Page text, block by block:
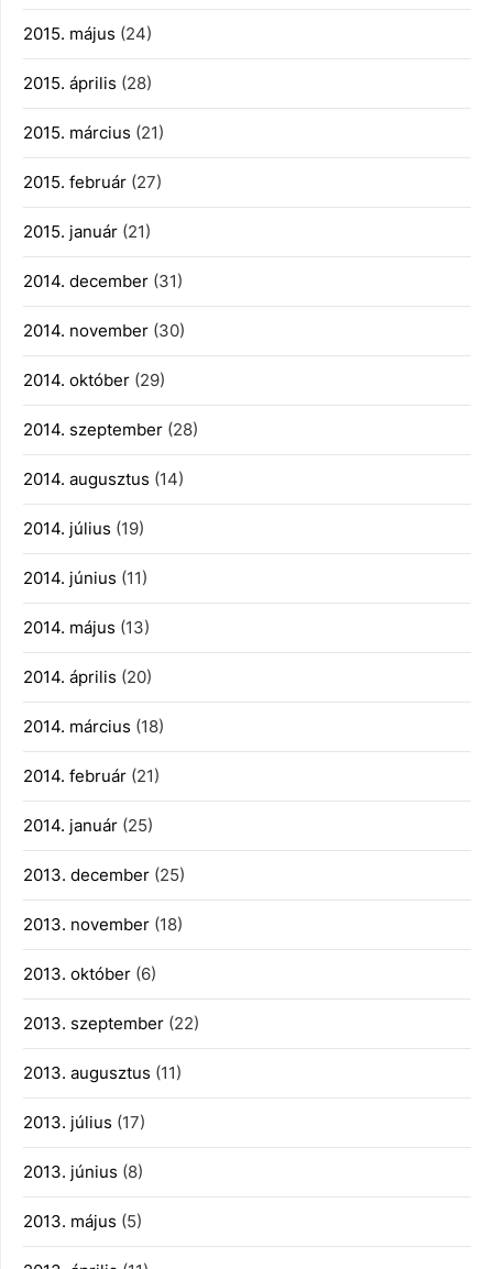
2015. május (24)
2015. április (28)
2015. március (21)
2015. február (27)
2015. január (21)
2014. december (31)
2014. november (30)
2014. október (29)
2014. szeptember (28)
2014. augusztus (14)
2014. július (19)
2014. június (11)
2014. május (13)
2014. április (20)
2014. március (18)
2014. február (21)
2014. január (25)
2013. december (25)
2013. november (18)
2013. október (6)
2013. szeptember (22)
2013. augusztus (11)
2013. július (17)
2013. június (8)
2013. május (5)